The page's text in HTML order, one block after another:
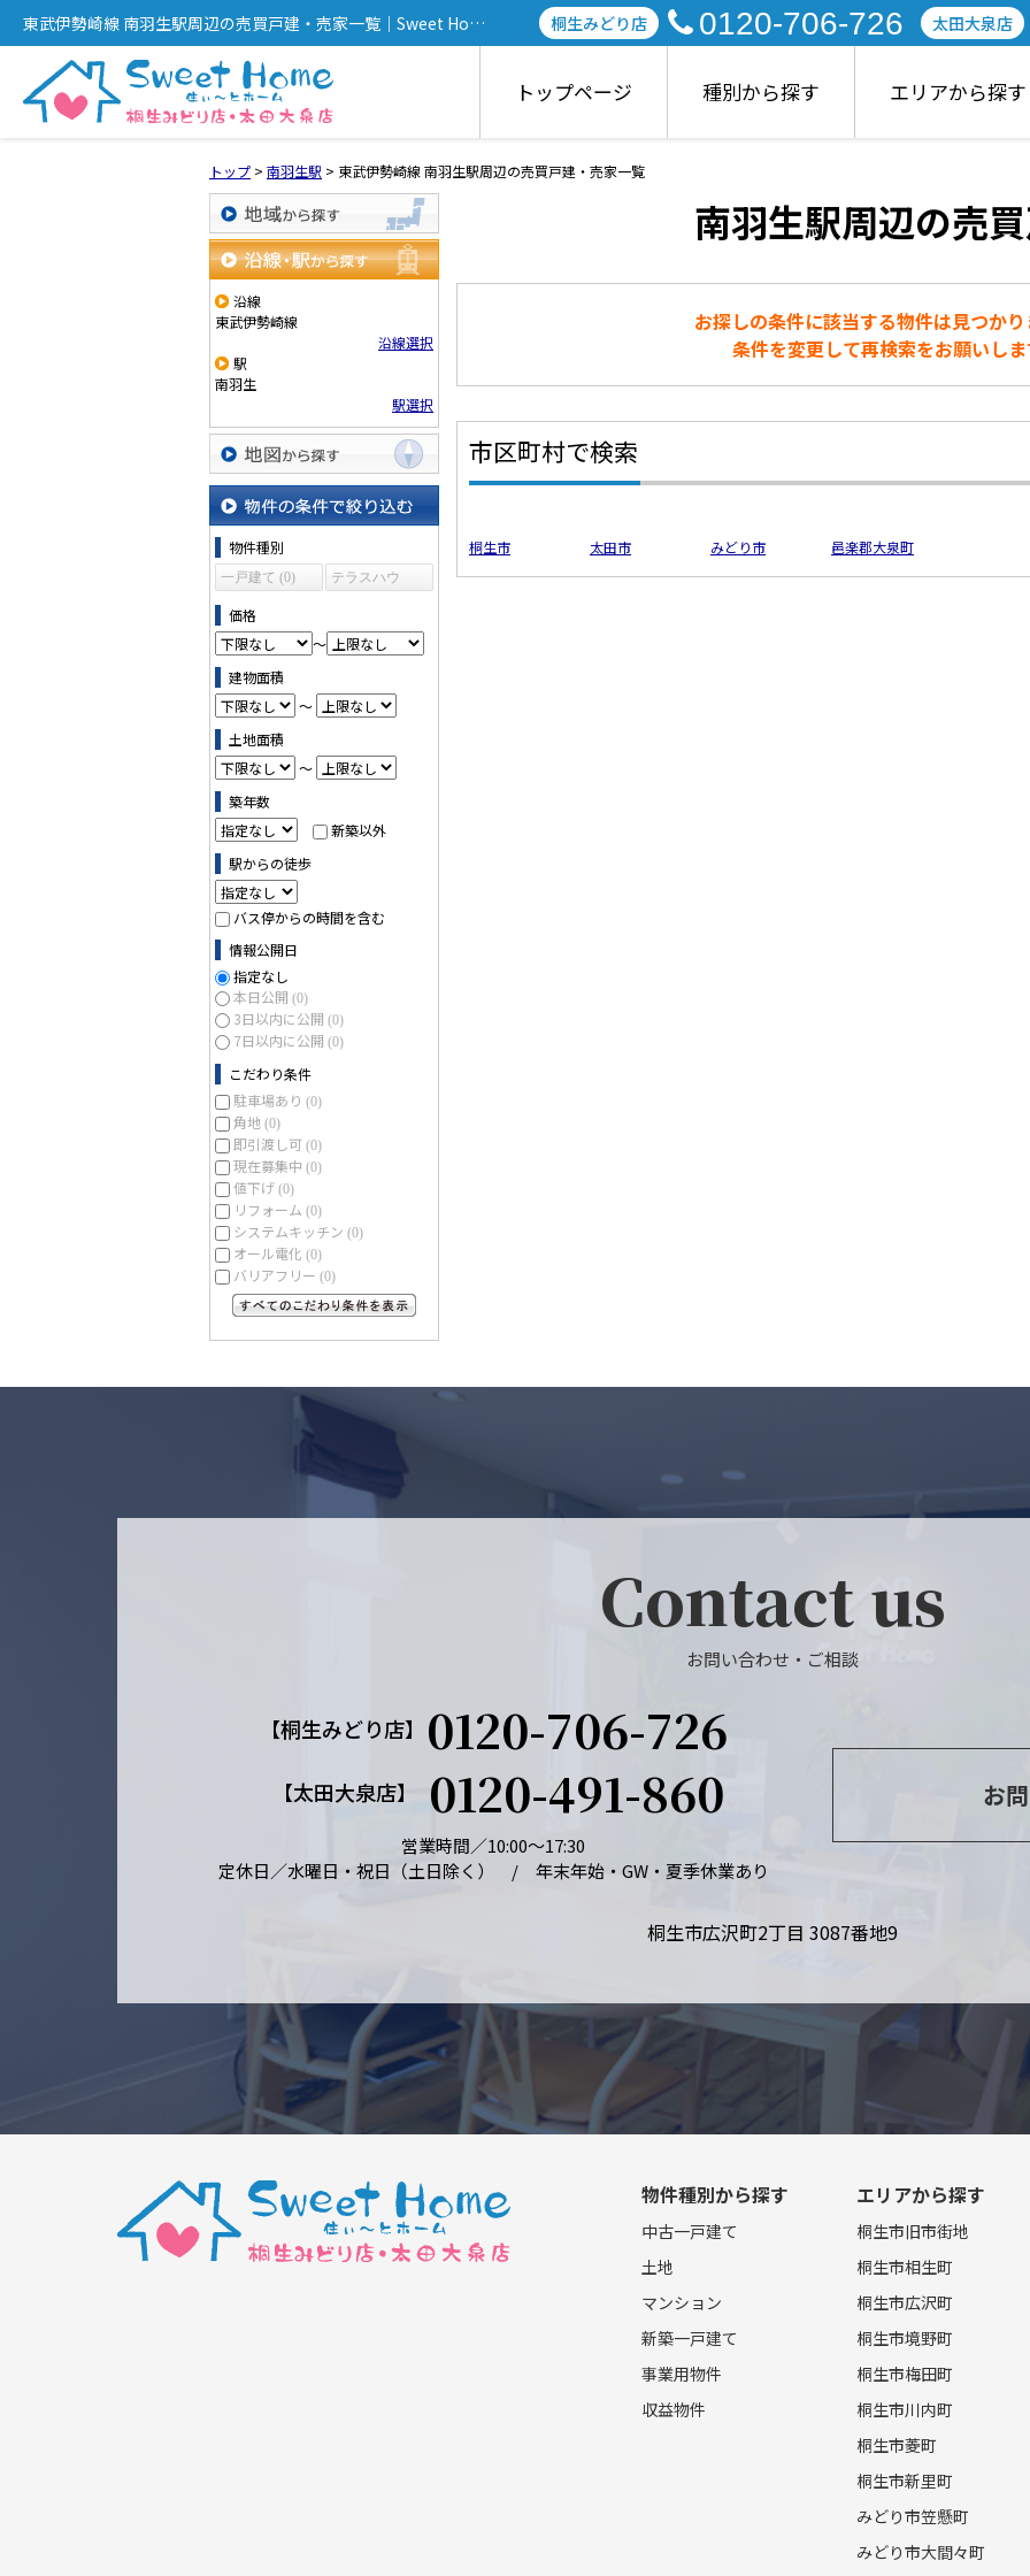
東武伊勢崎線 南羽生駅周辺の売買戸建・売家一覧｜Sweet Home
桐生みどり店・太田大泉店
桐生みどり店 0120-706-726 太田大泉店
トップページ 種別から探す エリアから探す
トップ > 南羽生駅 > 東武伊勢崎線 南羽生駅周辺の売買戸建・売家一覧
地域から探す
沿線・駅から探す
沿線
東武伊勢崎線
沿線選択
駅
南羽生
駅選択
地図から探す
物件の条件で絞り込む
物件種別
一戸建て (0)
テラスハウ
価格
～
建物面積
～
土地面積
～
築年数
新築以外
駅からの徒歩
バス停からの時間を含む
情報公開日
指定なし
本日公開 (0)
3日以内に公開 (0)
7日以内に公開 (0)
こだわり条件
駐車場あり (0)
角地 (0)
即引渡し可 (0)
現在募集中 (0)
値下げ (0)
リフォーム (0)
システムキッチン (0)
オール電化 (0)
バリアフリー (0)
南羽生駅周辺の売
お探しの条件に該当する物件は見つか
条件を変更して再検索をお願いしま
市区町村で検索
桐生市 太田市 みどり市 邑楽郡大泉町
Contact us
お問い合わせ・ご相談
【桐生みどり店】 0120-706-726
【太田大泉店】 0120-491-860
営業時間／10:00～17:30
定休日／水曜日・祝日（土日除く） / 年末年始・GW・夏季休業あり
お
桐生市広沢町2丁目 3087番地9
物件種別から探す
中古一戸建て
土地
マンション
新築一戸建て
事業用物件
収益物件
エリアから探す
桐生市旧市街地
桐生市相生町
桐生市広沢町
桐生市境野町
桐生市梅田町
桐生市川内町
桐生市菱町
桐生市新里町
みどり市笠懸町
みどり市大間々町